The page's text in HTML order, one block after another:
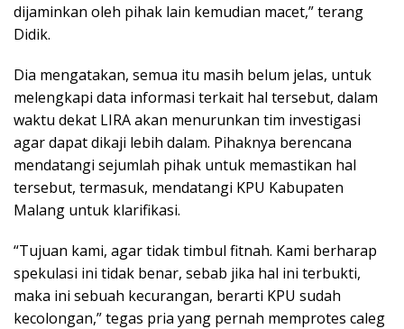
dijaminkan oleh pihak lain kemudian macet,” terang
Didik.
Dia mengatakan, semua itu masih belum jelas, untuk
melengkapi data informasi terkait hal tersebut, dalam
waktu dekat LIRA akan menurunkan tim investigasi
agar dapat dikaji lebih dalam. Pihaknya berencana
mendatangi sejumlah pihak untuk memastikan hal
tersebut, termasuk, mendatangi KPU Kabupaten
Malang untuk klarifikasi.
“Tujuan kami, agar tidak timbul fitnah. Kami berharap
spekulasi ini tidak benar, sebab jika hal ini terbukti,
maka ini sebuah kecurangan, berarti KPU sudah
kecolongan,” tegas pria yang pernah memprotes caleg